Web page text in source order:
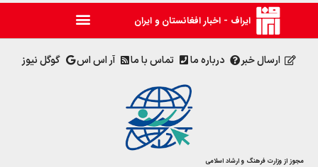
ایراف - اخبار افغانستان و ایران
ارسال خبر درباره ما تماس با ما آر اس اس گوگل نیوز
مجوز از وزارت فرهنگ و ارشاد اسلامی